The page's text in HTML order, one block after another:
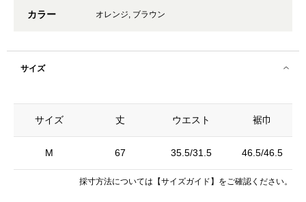
カラー オレンジ, ブラウン
サイズ
サイズ
M
丈 ウエスト 裾巾
67 35.5/31.5 46.5/46.5
採寸方法については 【サイズガイド】 をご確認ください。